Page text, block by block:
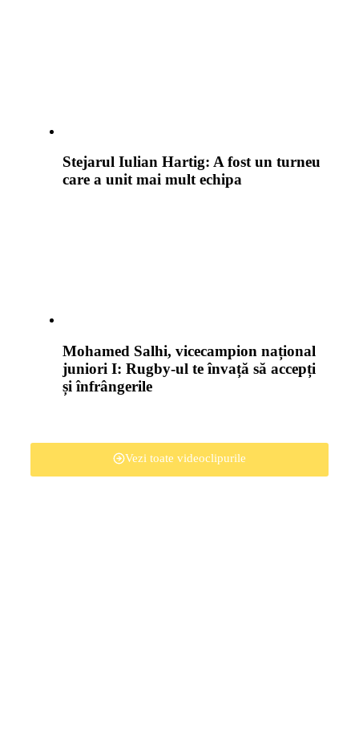
Stejarul Iulian Hartig: A fost un turneu
care a unit mai mult echipa
Mohamed Salhi, vicecampion național
juniori I: Rugby-ul te învață să accepți
și înfrângerile
Vezi toate videoclipurile